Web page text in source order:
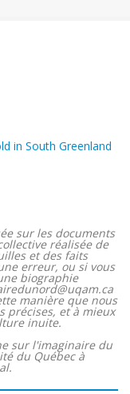
in South Greenland
sur les documents
réalisée de
et des faits
erreur, ou si vous
biographie
manière que nous
précises, et à mieux
inuite.
sur l'imaginaire du
du Québec à